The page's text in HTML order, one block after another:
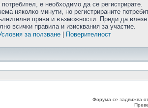
е необходимо да се регистрирате.
няколко минути, но регистрираните
права и възможности. Преди да
всички правила и изисквания за участие.
за ползване| Поверителност
Форума се задвижва